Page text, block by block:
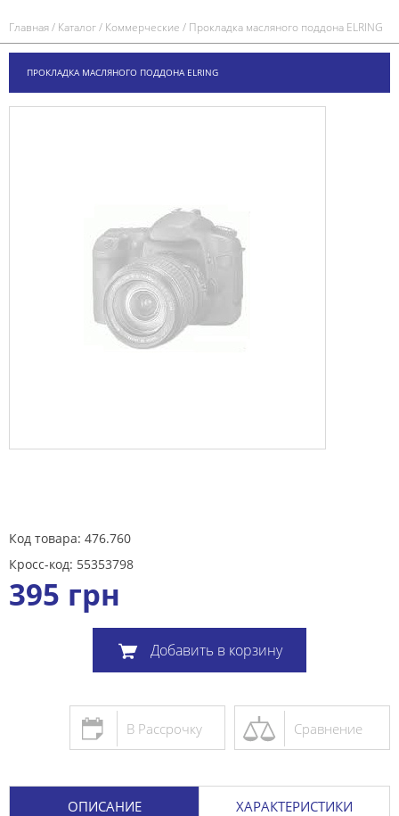
Главная/ Каталог/ Коммерческие / Прокладка масляного поддона ELRING
ПРОКЛАДКА МАСЛЯНОГО ПОДДОНА ELRING
Код товара: 476.760
Кросс-код: 55353798
395 грн
Добавить в корзину
Сравнение
В Рассрочку
ОПИСАНИЕ ХАРАКТЕРИСТИКИ